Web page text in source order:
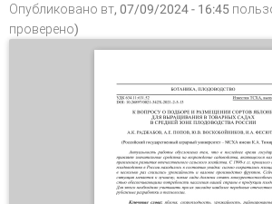
Опубликовано вт, 07/09/2024 - 16:45
проверено)